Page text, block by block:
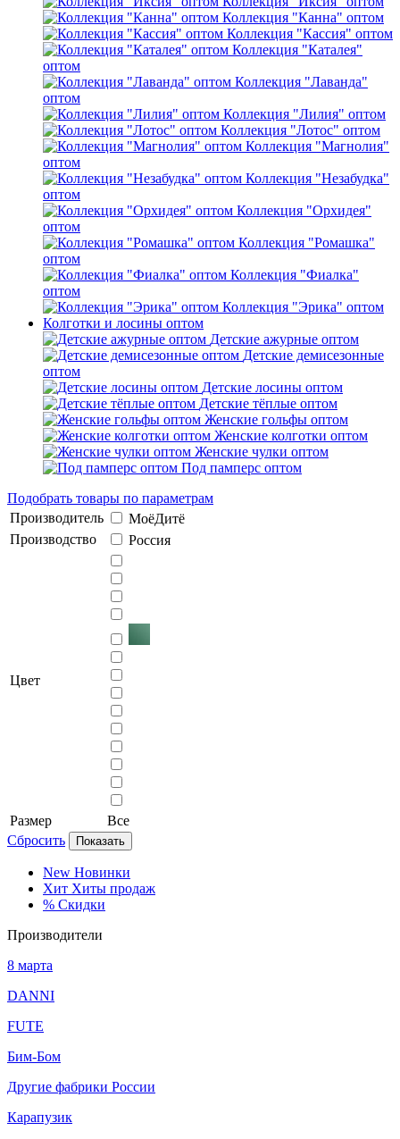
Коллекция "Канна" оптом
Коллекция "Кассия" оптом
Коллекция "Каталея"
оптом
Коллекция "Лаванда"
оптом
Коллекция "Лилия" оптом
Коллекция "Лотос" оптом
Коллекция "Магнолия"
оптом
Коллекция "Незабудка"
оптом
Коллекция "Орхидея"
оптом
Коллекция "Ромашка"
оптом
Коллекция "Фиалка"
оптом
Коллекция "Эрика" оптом
Колготки и лосины оптом
Детские ажурные оптом
Детские демисезонные
оптом
Детские лосины оптом
Детские тёплые оптом
Женские гольфы оптом
Женские колготки оптом
Женские чулки оптом
Под памперс оптом
Подобрать товары по параметрам
Производитель
МоёДитё
Производство
Россия
Цвет
Размер
Все
Сбросить
Показать
New Новинки
Хит Хиты продаж
% Скидки
Производители
8 марта
DANNI
FUTE
Бим-Бом
Другие фабрики России
Карапузик